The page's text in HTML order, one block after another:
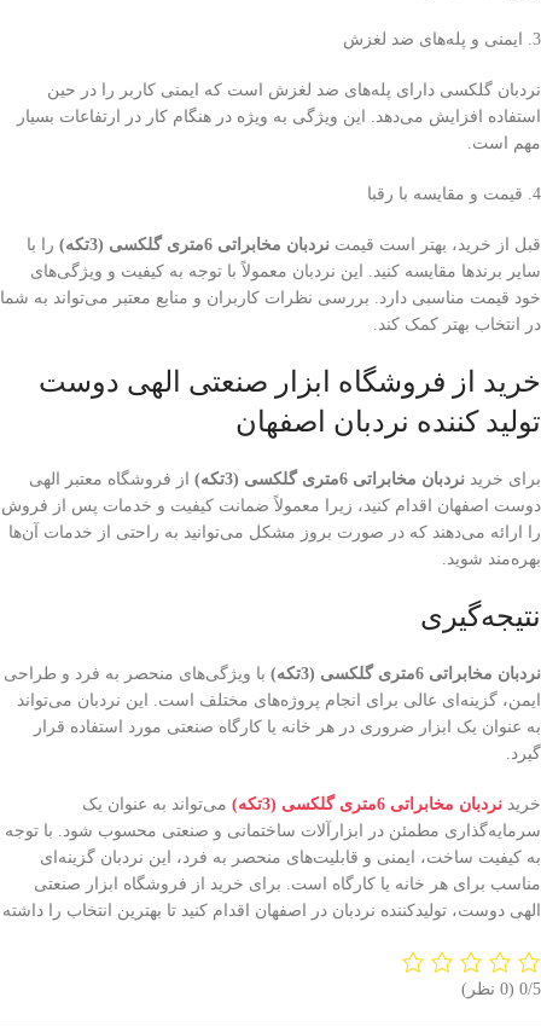
3. ایمنی و پله‌های ضد لغزش
نردبان گلکسی دارای پله‌های ضد لغزش است که ایمنی کاربر را در حین
استفاده افزایش می‌دهد. این ویژگی به ویژه در هنگام کار در ارتفاعات بسیار
مهم است.
4. قیمت و مقایسه با رقبا
قبل از خرید، بهتر است قیمت نردبان مخابراتی 6متری گلکسی (3تکه)
را با
سایر برندها مقایسه کنید. این نردبان معمولاً با توجه به کیفیت و ویژگی‌های
خود قیمت مناسبی دارد. بررسی نظرات کاربران و منابع معتبر می‌تواند به شما
در انتخاب بهتر کمک کند.
خرید از فروشگاه‌ ابزار صنعتی الهی دوست
تولید کننده نردبان اصفهان
برای خرید نردبان مخابراتی 6متری گلکسی (3تکه)
از فروشگاه‌ معتبر الهی
دوست اصفهان اقدام کنید، زیرا معمولاً ضمانت کیفیت و خدمات پس از فروش
را ارائه می‌دهند که در صورت بروز مشکل می‌توانید به راحتی از خدمات آن‌ها
بهره‌مند شوید.
نتیجه‌گیری
نردبان مخابراتی 6متری گلکسی (3تکه)
با ویژگی‌های منحصر به فرد و طراحی
ایمن، گزینه‌ای عالی برای انجام پروژه‌های مختلف است. این نردبان می‌تواند
به عنوان یک ابزار ضروری در هر خانه یا کارگاه صنعتی مورد استفاده قرار
گیرد.
خرید نردبان مخابراتی 6متری گلکسی (3تکه)
می‌تواند به عنوان یک
سرمایه‌گذاری مطمئن در ابزارآلات ساختمانی و صنعتی محسوب شود. با توجه
به کیفیت ساخت، ایمنی و قابلیت‌های منحصر به فرد، این نردبان گزینه‌ای
مناسب برای هر خانه یا کارگاه است. برای خرید از فروشگاه ابزار صنعتی
الهی دوست، تولیدکننده نردبان در اصفهان اقدام کنید تا بهترین انتخاب را داشته
‫0/5 ‫(0 نظر)